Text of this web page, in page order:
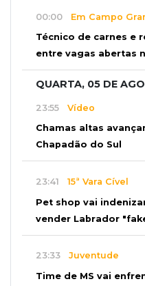
00:00 Em Campo
Técnico de carnes e
entre vagas abertas
QUARTA, 05 DE
23:55 Vídeo
Chamas altas
Chapadão do Sul
23:41 15ª Vara Cível
Pet shop vai
vender Labrador
23:33 Juventude
Time de MS vai